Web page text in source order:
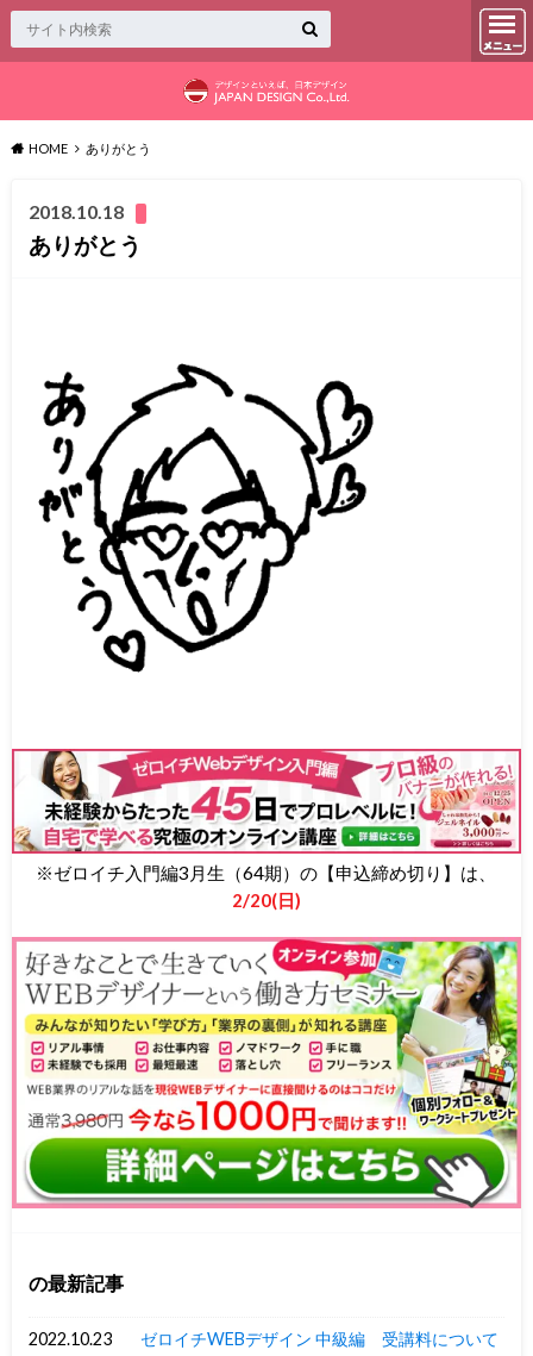
HOME ありがとう
2018.10.18
ありがとう
※ゼロイチ入門編3月生（64期）の【申込締め切り】は、
2/20(日)
の最新記事
2022.10.23 ゼロイチWEBデザイン 中級編 受講料について